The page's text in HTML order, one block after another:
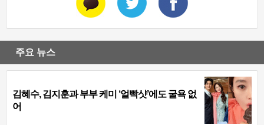
주요 뉴스
김혜수, 김지훈과 부부 케미 ‘얼빡샷’에도 굴욕 없
어